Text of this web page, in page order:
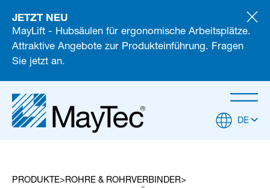
JETZT NEU
MayLift - Hubsäulen für ergonomische Arbeitsplätze.
Attraktive Angebote zur Produkteinführung. Fragen
Sie jetzt an.
DE
PRODUKTE
ROHRE & ROHRVERBINDER